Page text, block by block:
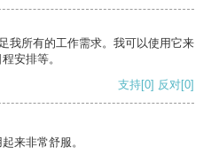
我所有的工作需求。我可以使用它来
安排等。
支持[0] 反对[0]
来非常舒服。